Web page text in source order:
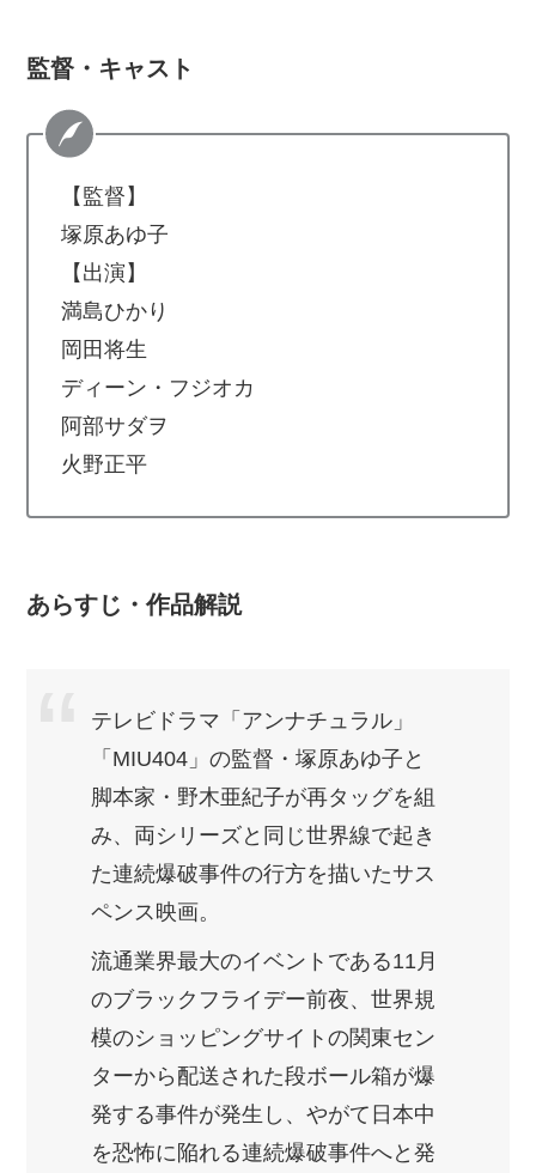
監督・キャスト
【監督】
塚原あゆ子
【出演】
満島ひかり
岡田将生
ディーン・フジオカ
阿部サダヲ
火野正平
あらすじ・作品解説
テレビドラマ「アンナチュラル」
「MIU404」の監督・塚原あゆ子と
脚本家・野木亜紀子が再タッグを組
み、両シリーズと同じ世界線で起き
た連続爆破事件の行方を描いたサス
ペンス映画。
流通業界最大のイベントである11月
のブラックフライデー前夜、世界規
模のショッピングサイトの関東セン
ターから配送された段ボール箱が爆
発する事件が発生し、やがて日本中
を恐怖に陥れる連続爆破事件へと発